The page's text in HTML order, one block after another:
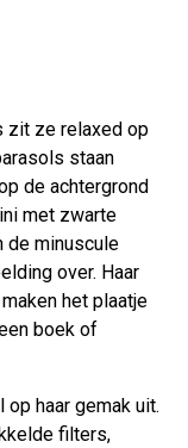
zit ze relaxed op
staan
de achtergrond
met zwarte
de minuscule
over. Haar
het plaatje
boek of
haar gemak uit.
filters,